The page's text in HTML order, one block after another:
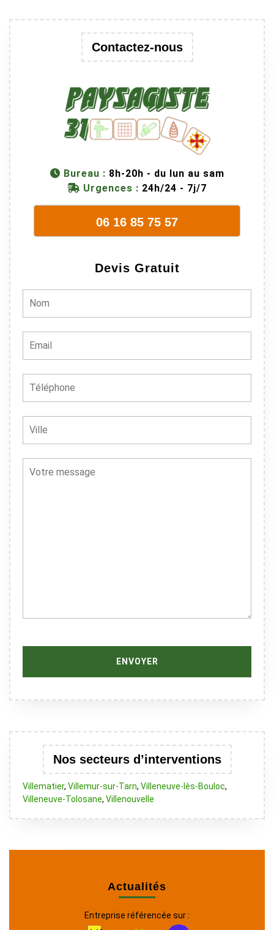
Contactez-nous
Bureau : 8h-20h - du lun au sam
Urgences : 24h/24 - 7j/7
06 16 85 75 57
Devis Gratuit
Nos secteurs d’interventions
Villematier, Villemur-sur-Tarn, Villeneuve-lès-Bouloc,
Villeneuve-Tolosane, Villenouvelle
Actualités
Entreprise référencée sur :